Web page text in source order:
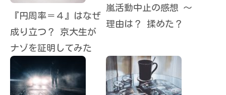
『円周率＝４』はなぜ
成り立つ？ 京大生が
ナゾを証明してみた
嵐活動中止の感想 〜
理由は？ 揉めた？